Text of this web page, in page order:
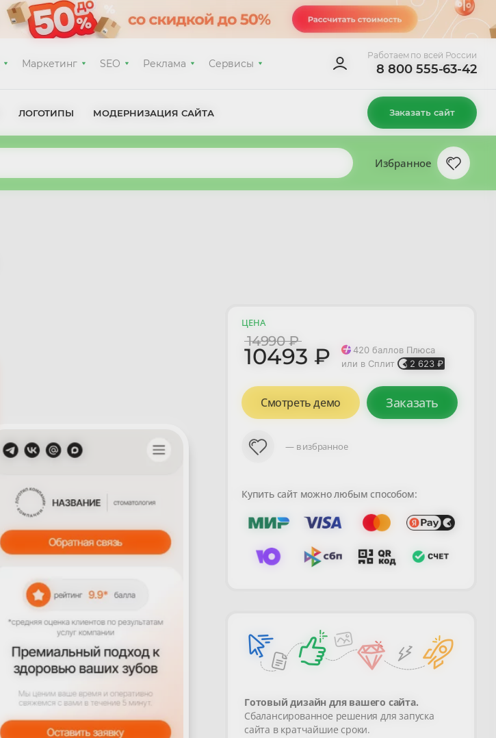
Маркетинг SEO Реклама Сервисы
Работаем по всей России
8 800 555-63-42
ЛОГОТИПЫ МОДЕРНИЗАЦИЯ САЙТА Заказать сайт
Избранное
ЦЕНА
14990 ₽
10493 ₽ 420 баллов Плюса
или в Сплит
2 623 ₽
Смотреть демо Заказать
— в избранное
Купить сайт можно любым способом:
Готовый дизайн для вашего сайта.
Сбалансированное решения для запуска
сайта в кратчайшие сроки.